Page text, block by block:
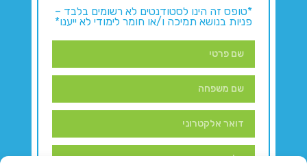
*טופס זה הינו לסטודנטים לא רשומים בלבד –
פניות בנושא תמיכה ו/או חומר לימודי לא ייענו*